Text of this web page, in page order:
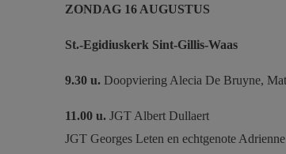
ZONDAG 16 AUGUSTUS
St.-Egidiuskerk Sint-Gillis-Waas
9.30 u. Doopviering Alecia De Bruyne,
11.00 u. JGT Albert Dullaert
JGT Georges Leten en echtgenote Adrienne